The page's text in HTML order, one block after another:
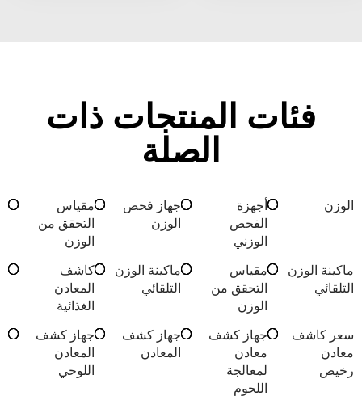
فئات المنتجات ذات
الصلة
الوزن
أجهزة
الفحص
الوزني
جهاز فحص
الوزن
مقياس
التحقق من
الوزن
ماكينة الوزن
التلقائي
مقياس
التحقق من
الوزن
ماكينة الوزن
التلقائي
كاشف
المعادن
الغذائية
سعر كاشف
معادن
رخيص
جهاز كشف
معادن
لمعالجة
اللحوم
جهاز كشف
المعادن
جهاز كشف
المعادن
اللوحي